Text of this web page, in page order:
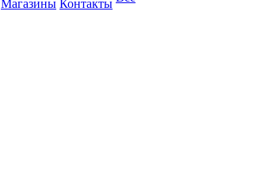
Магазины Контакты